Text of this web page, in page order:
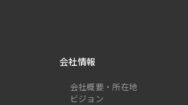
会社情報
会社概要・所在地
ビジョン